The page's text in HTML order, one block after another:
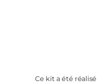
Ce kit a été